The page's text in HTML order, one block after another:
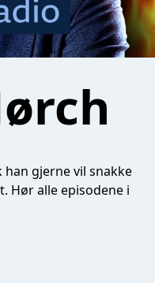
gjerne vil snakke
Hør alle episodene i